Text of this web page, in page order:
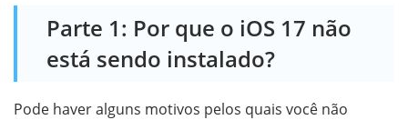
Parte 1: Por que o iOS 17 não
está sendo instalado?
Pode haver alguns motivos pelos quais você não